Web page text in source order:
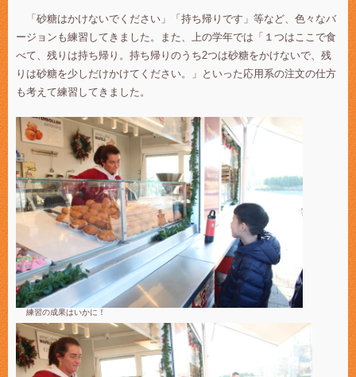
「砂糖はかけないでください」「持ち帰りです」等など、色々なバ
ージョンも練習してきました。また、上の学年では「１つはここで食
べて、残りは持ち帰り。持ち帰りのうち2つは砂糖をかけないで、残
りは砂糖を少しだけかけてください。」といった応用系の注文の仕方
も考えて練習してきました。
練習の成果はいかに！